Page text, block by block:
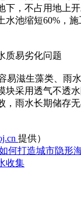
下，不占用地上
水池缩短60%，施
质易劣化问题
易滋生藻类、雨
块采用‌透气不透
，雨水长期储存
提供）
何打造城市隐形
收集